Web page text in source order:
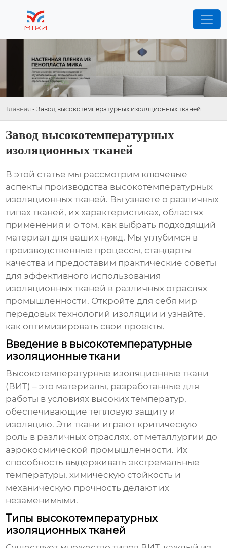
Главная - Завод высокотемпературных изоляционных тканей
Завод высокотемпературных
изоляционных тканей
В этой статье мы рассмотрим ключевые
аспекты производства высокотемпературных
изоляционных тканей. Вы узнаете о различных
типах тканей, их характеристиках, областях
применения и о том, как выбрать подходящий
материал для ваших нужд. Мы углубимся в
производственные процессы, стандарты
качества и предоставим практические советы
для эффективного использования
изоляционных тканей в различных отраслях
промышленности. Откройте для себя мир
передовых технологий изоляции и узнайте,
как оптимизировать свои проекты.
Введение в высокотемпературные
изоляционные ткани
Высокотемпературные изоляционные ткани
(ВИТ) – это материалы, разработанные для
работы в условиях высоких температур,
обеспечивающие тепловую защиту и
изоляцию. Эти ткани играют критическую
роль в различных отраслях, от металлургии до
аэрокосмической промышленности. Их
способность выдерживать экстремальные
температуры, химическую стойкость и
механическую прочность делают их
незаменимыми.
Типы высокотемпературных
изоляционных тканей